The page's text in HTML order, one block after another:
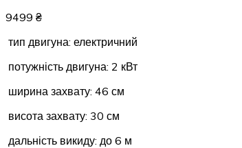
9499 ₴
тип двигуна: електричний
потужність двигуна: 2 кВт
ширина захвату: 46 см
висота захвату: 30 см
дальність викиду: до 6 м